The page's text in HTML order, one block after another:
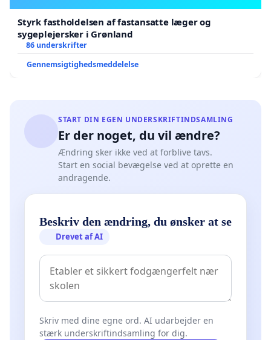
Styrk fastholdelsen af fastansatte læger og
sygeplejersker i Grønland
86 underskrifter
Gennemsigtighedsmeddelelse
START DIN EGEN UNDERSKRIFTINDSAMLING
Er der noget, du vil ændre?
Ændring sker ikke ved at forblive tavs.
Start en social bevægelse ved at oprette en
andragende.
Beskriv den ændring, du ønsker at se
Drevet af AI
Skriv med dine egne ord. AI udarbejder en
stærk underskriftindsamling for dig.